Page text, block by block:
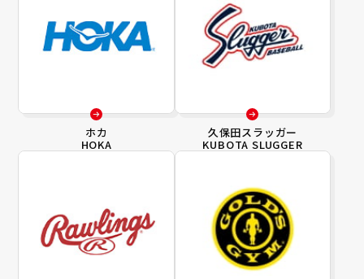
ホカ
HOKA
久保田スラッガー
KUBOTA SLUGGER